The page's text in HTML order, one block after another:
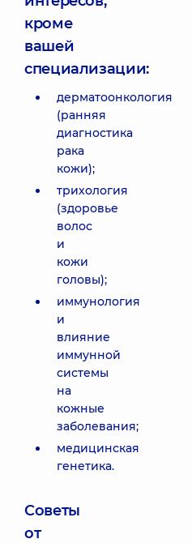
кроме
вашей
специализации:
дерматоонкология
(ранняя
диагностика
рака
кожи);
трихология
(здоровье
волос
и
кожи
головы);
иммунология
и
влияние
иммунной
системы
на
кожные
заболевания;
медицинская
генетика.
Советы
от